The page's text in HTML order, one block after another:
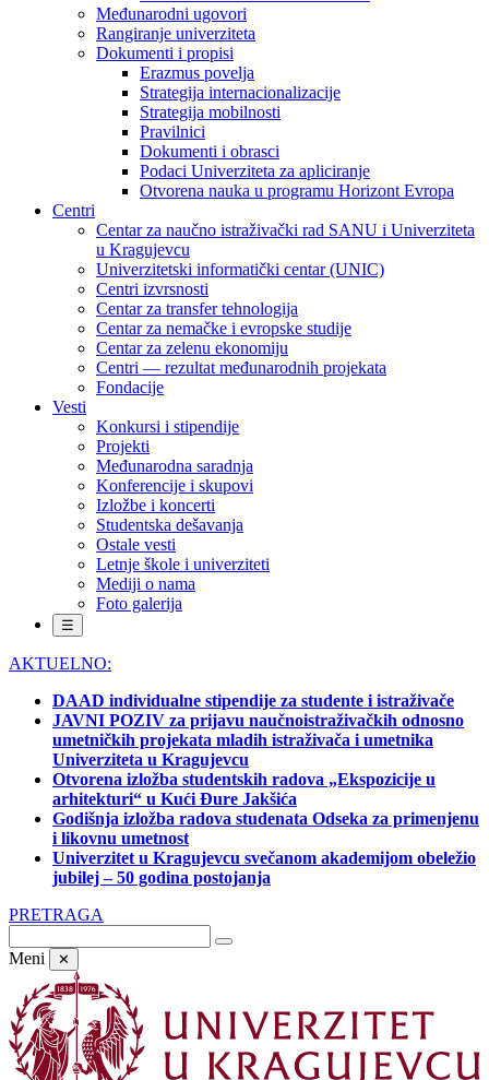
Međunarodni ugovori
Rangiranje univerziteta
Dokumenti i propisi
Erazmus povelja
Strategija internacionalizacije
Strategija mobilnosti
Pravilnici
Dokumenti i obrasci
Podaci Univerziteta za apliciranje
Otvorena nauka u programu Horizont Evropa
Centri
Centar za naučno istraživački rad SANU i Univerziteta
u Kragujevcu
Univerzitetski informatički centar (UNIC)
Centri izvrsnosti
Centar za transfer tehnologija
Centar za nemačke i evropske studije
Centar za zelenu ekonomiju
Centri — rezultat međunarodnih projekata
Fondacije
Vesti
Konkursi i stipendije
Projekti
Međunarodna saradnja
Konferencije i skupovi
Izložbe i koncerti
Studentska dešavanja
Ostale vesti
Letnje škole i univerziteti
Mediji o nama
Foto galerija
☰
AKTUELNO:
DAAD individualne stipendije za studente i istraživače
JAVNI POZIV za prijavu naučnoistraživačkih odnosno
umetničkih projekata mladih istraživača i umetnika
Univerziteta u Kragujevcu
Otvorena izložba studentskih radova „Ekspozicije u
arhitekturi“ u Kući Đure Jakšića
Godišnja izložba radova studenata Odseka za primenjenu
i likovnu umetnost
Univerzitet u Kragujevcu svečanom akademijom obeležio
jubilej – 50 godina postojanja
PRETRAGA
Meni ✕